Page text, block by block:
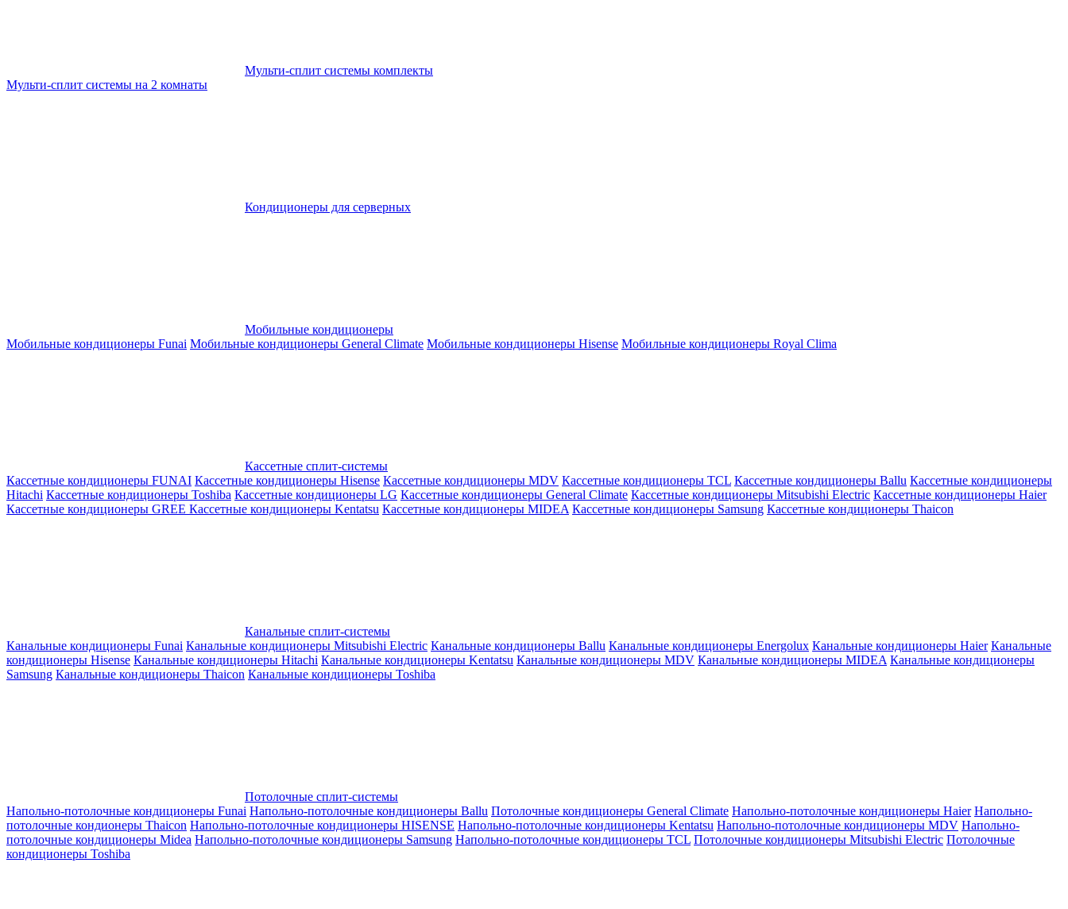
Мульти-сплит системы комплекты
Мульти-сплит системы на 2 комнаты
Кондиционеры для серверных
Мобильные кондиционеры
Мобильные кондиционеры Funai Мобильные кондиционеры General Climate Мобильные кондиционеры Hisense Мобильные кондиционеры Royal Clima
Кассетные сплит-системы
Кассетные кондиционеры FUNAI Кассетные кондиционеры Hisense Кассетные кондиционеры MDV Кассетные кондиционеры TCL Кассетные кондиционеры Ballu Кассетные кондиционеры
Hitachi Кассетные кондиционеры Toshiba Кассетные кондиционеры LG Кассетные кондиционеры General Climate Кассетные кондиционеры Mitsubishi Electric Кассетные кондиционеры Haier
Кассетные кондиционеры GREE Кассетные кондиционеры Kentatsu Кассетные кондиционеры MIDEA Кассетные кондиционеры Samsung Кассетные кондиционеры Thaicon
Канальные сплит-системы
Канальные кондиционеры Funai Канальные кондиционеры Mitsubishi Electric Канальные кондиционеры Ballu Канальные кондиционеры Energolux Канальные кондиционеры Haier Канальные
кондиционеры Hisense Канальные кондиционеры Hitachi Канальные кондиционеры Kentatsu Канальные кондиционеры MDV Канальные кондиционеры MIDEA Канальные кондиционеры
Samsung Канальные кондиционеры Thaicon Канальные кондиционеры Toshiba
Потолочные сплит-системы
Напольно-потолочные кондиционеры Funai Напольно-потолочные кондиционеры Ballu Потолочные кондиционеры General Climate Напольно-потолочные кондиционеры Haier Напольно-
потолочные кондионеры Thaicon Напольно-потолочные кондиционеры HISENSE Напольно-потолочные кондиционеры Kentatsu Напольно-потолочные кондиционеры MDV Напольно-
потолочные кондиционеры Midea Напольно-потолочные кондиционеры Samsung Напольно-потолочные кондиционеры TCL Потолочные кондиционеры Mitsubishi Electric Потолочные
кондиционеры Toshiba